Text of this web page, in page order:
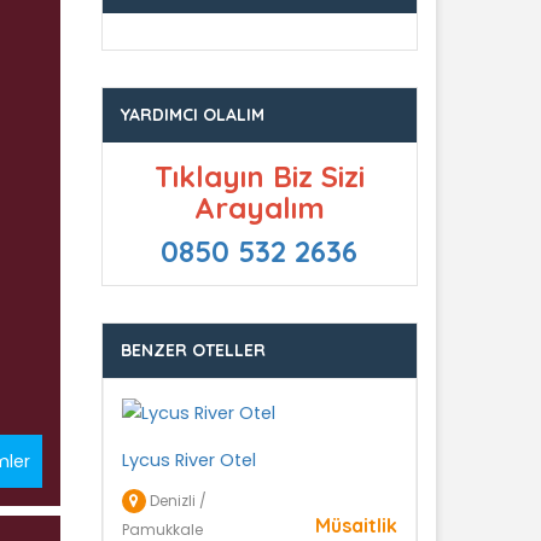
YARDIMCI OLALIM
Tıklayın Biz Sizi
Arayalım
0850 532 2636
BENZER OTELLER
Lycus River Otel
Denizli /
Pamukkale
Müsaitlik